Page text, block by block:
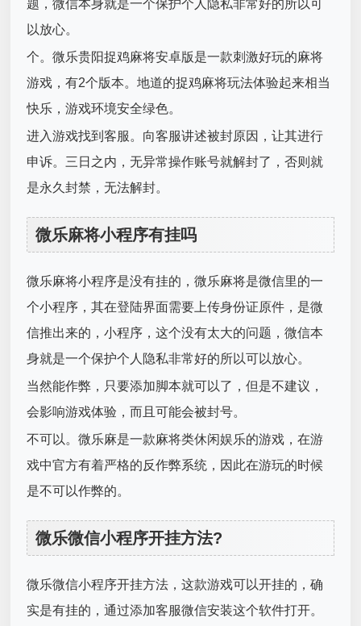
题，微信本身就是一个保护个人隐私非常好的所以可
以放心。
个。微乐贵阳捉鸡麻将安卓版是一款刺激好玩的麻将
游戏，有2个版本。地道的捉鸡麻将玩法体验起来相当
快乐，游戏环境安全绿色。
进入游戏找到客服。向客服讲述被封原因，让其进行
申诉。三日之内，无异常操作账号就解封了，否则就
是永久封禁，无法解封。
微乐麻将小程序有挂吗
微乐麻将小程序是没有挂的，微乐麻将是微信里的一
个小程序，其在登陆界面需要上传身份证原件，是微
信推出来的，小程序，这个没有太大的问题，微信本
身就是一个保护个人隐私非常好的所以可以放心。
当然能作弊，只要添加脚本就可以了，但是不建议，
会影响游戏体验，而且可能会被封号。
不可以。微乐麻是一款麻将类休闲娱乐的游戏，在游
戏中官方有着严格的反作弊系统，因此在游玩的时候
是不可以作弊的。
微乐微信小程序开挂方法?
微乐微信小程序开挂方法，这款游戏可以开挂的，确
实是有挂的，通过添加客服微信安装这个软件打开。